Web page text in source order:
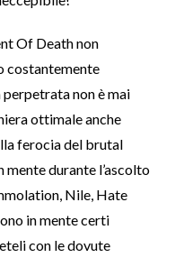
Of Death non
costantemente
non è mai
ottimale anche
ferocia del brutal
mente durante l’ascolto
Nile, Hate
in mente certi
con le dovute